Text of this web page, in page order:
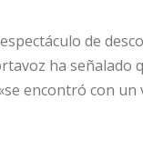
de
ha señalado
encontró con